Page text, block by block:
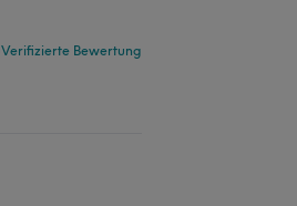
Verifizierte Bewertung